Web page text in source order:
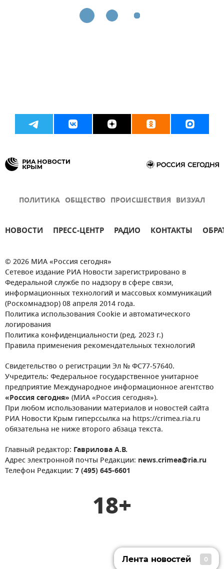
ПОЛИТИКА ОБЩЕСТВО ПРОИСШЕСТВИЯ ВИЗУАЛ
НОВОСТИ ПРЕСС-ЦЕНТР РАДИО КОНТАКТЫ
© 2026 МИА «Россия сегодня»
Сетевое издание РИА Новости зарегистрировано в
Федеральной службе по надзору в сфере связи,
информационных технологий и массовых коммуникаций
(Роскомнадзор) 08 апреля 2014 года.
Политика использования Cookie и автоматического
логирования
Политика конфиденциальности (ред. 2023 г.)
Правила применения рекомендательных технологий
Свидетельство о регистрации Эл № ФС77-57640.
Учредитель: Федеральное государственное унитарное
предприятие Международное информационное агентство
«Россия сегодня» (МИА «Россия сегодня»).
При любом использовании материалов и новостей сайта
РИА Новости Крым гиперссылка на https://crimea.ria.ru
обязательна не ниже второго абзаца текста.
Главный редактор: Гаврилова А.В.
Адрес электронной почты Редакции: news.crimea@ria.ru
Телефон Редакции: 7 (495) 645-6601
18+
Лента новостей 0